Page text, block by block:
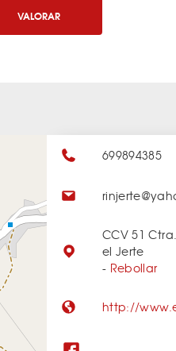
VALORAR
699894385
CCV 51
el Jerte
- Rebollar
http://